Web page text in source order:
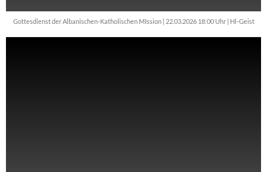
Gottesdienst der Albanischen-Katholischen MIssion | 22.03.2026 18:00 Uhr | Hl-Geist